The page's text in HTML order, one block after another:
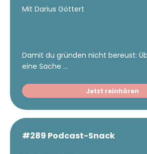
Mit Darius Göttert
Damit du gründen nicht bereust:
eine Sache ...
Jetzt reinhören
#289 Podcast-Snack